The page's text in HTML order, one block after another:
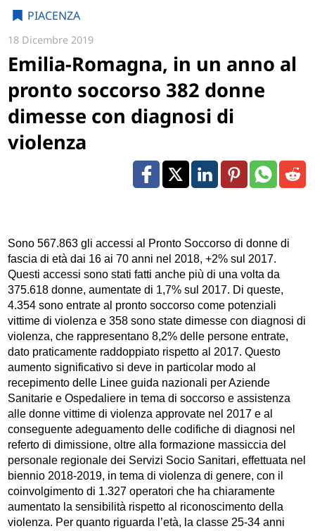
PIACENZA
18 Dicembre 2019
Emilia-Romagna, in un anno al
pronto soccorso 382 donne
dimesse con diagnosi di
violenza
Sono 567.863 gli accessi al Pronto Soccorso di donne di
fascia di età dai 16 ai 70 anni nel 2018, +2% sul 2017.
Questi accessi sono stati fatti anche più di una volta da
375.618 donne, aumentate di 1,7% sul 2017. Di queste,
4.354 sono entrate al pronto soccorso come potenziali
vittime di violenza e 358 sono state dimesse con diagnosi di
violenza, che rappresentano 8,2% delle persone entrate,
dato praticamente raddoppiato rispetto al 2017. Questo
aumento significativo si deve in particolar modo al
recepimento delle Linee guida nazionali per Aziende
Sanitarie e Ospedaliere in tema di soccorso e assistenza
alle donne vittime di violenza approvate nel 2017 e al
conseguente adeguamento delle codifiche di diagnosi nel
referto di dimissione, oltre alla formazione massiccia del
personale regionale dei Servizi Socio Sanitari, effettuata nel
biennio 2018-2019, in tema di violenza di genere, con il
coinvolgimento di 1.327 operatori che ha chiaramente
aumentato la sensibilità rispetto al riconoscimento della
violenza. Per quanto riguarda l’età, la classe 25-34 anni